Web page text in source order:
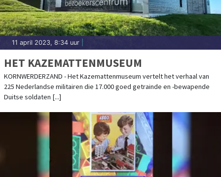
11 april 2023, 8:34 uur
HET KAZEMATTENMUSEUM
KORNWERDERZAND - Het Kazemattenmuseum vertelt het verhaal van
225 Nederlandse militairen die 17.000 goed getrainde en -bewapende
Duitse soldaten [...]